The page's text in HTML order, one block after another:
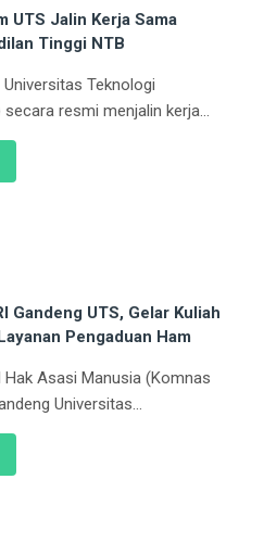
UTS Jalin Kerja Sama
Tinggi NTB
Teknologi
resmi menjalin kerja...
Gandeng UTS, Gelar Kuliah
Pengaduan Ham
Asasi Manusia (Komnas
Universitas...